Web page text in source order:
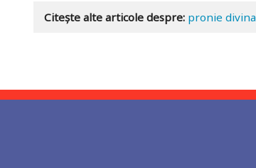
Adaugă în coș Wishlist
Citește alte articole despre: pronie divina